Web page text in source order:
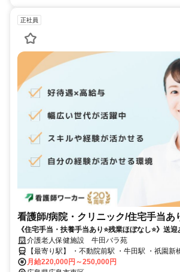
正社員
看護師/病院・クリニック/住宅手当あ
《住宅手当・扶養手当あり⭐残業ほぼなし⭐》送
安定⭕子育て中の方も多数活躍中の老健✨
介護老人保健施設 牛田バラ苑
【最寄り駅】 ・不動院前駅 ・牛田駅 ・祇園新
月給220,000円～250,000円